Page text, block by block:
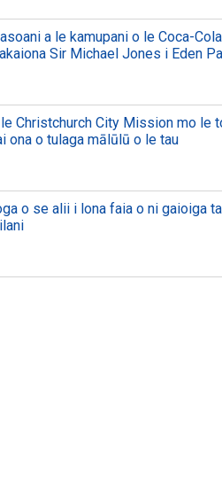
a le kamupani o le Coca-
Sir Michael Jones i Eden
Christchurch City Mission mo le
ona o tulaga mālūlū o le tau
o se alii i lona faia o ni gaioiga